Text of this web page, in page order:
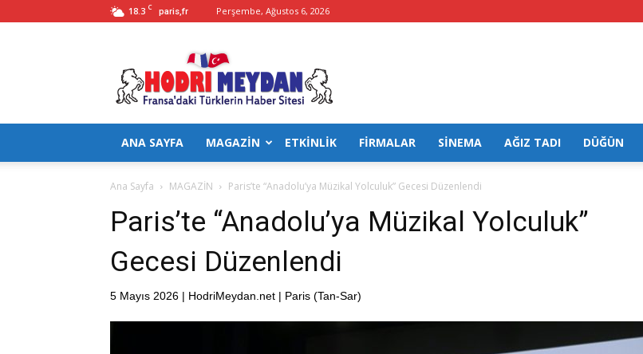
18.3 C paris,fr Perşembe, Ağustos 6, 2026
Hodrimeydan
ANA SAYFA MAGAZİN ETKİNLİK FİRMALAR SİNEMA AĞIZ TADI DÜĞÜN
Ana Sayfa MAGAZİN Paris’te “Anadolu’ya Müzikal Yolculuk” Gecesi Düzenlendi
Paris’te “Anadolu’ya Müzikal Yolculuk”
Gecesi Düzenlendi
5 Mayıs 2026 | HodriMeydan.net | Paris (Tan-Sar)